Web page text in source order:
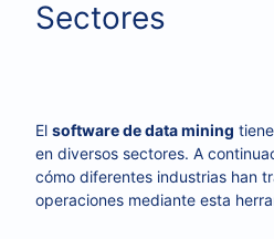
Sectores
El software de data mining
en diversos sectores. A
cómo diferentes industrias han
operaciones mediante esta